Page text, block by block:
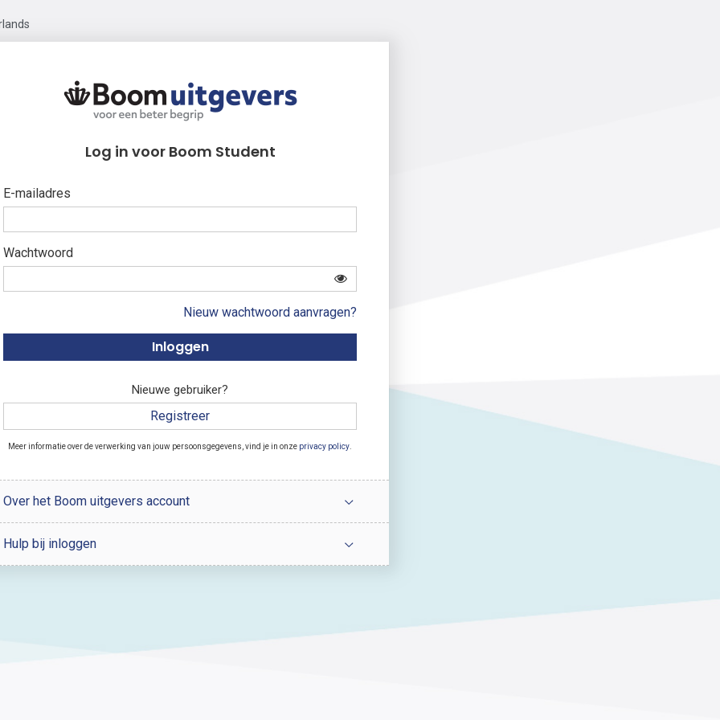
Log in voor Boom Student
E-mailadres
Wachtwoord
Nieuw wachtwoord aanvragen?
Nieuwe gebruiker?
Registreer
Meer informatie over de verwerking van jouw persoonsgegevens, vind je in onze privacy policy
Over het Boom uitgevers account
Hulp bij inloggen